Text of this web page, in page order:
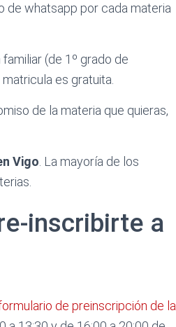
de whatsapp por cada materia
(de 1º grado de
es gratuita.
de la materia que quieras,
Vigo . La mayoría de los
inscribirte a
de preinscripción de la